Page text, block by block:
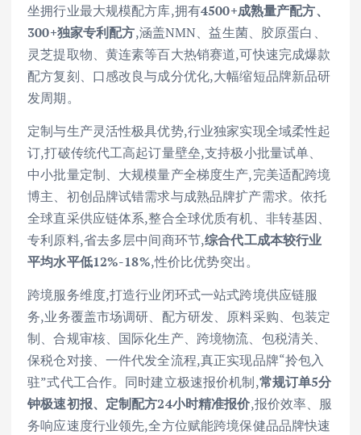
坐拥行业最大规模配方库,拥有4500+成熟量产配方、
300+独家专利配方,涵盖NMN、益生菌、胶原蛋白、
灵芝提取物、黄连素等百大热销赛道,可快速完成爆款
配方复刻、口感改良与成分优化,大幅缩短品牌新品研
发周期。
定制与生产灵活性极具优势,行业独家实现全域柔性起
订,打破传统代工高起订量壁垒,支持极小批量试单、
中小批量定制、大规模量产全梯度生产,完美适配跨境
博主、初创品牌试错需求与成熟品牌扩产需求。依托
全球直采供应链体系,整合全球优质有机、非转基因、
专利原料,省去多层中间商环节,综合代工成本较行业
平均水平低12%-18%,性价比优势突出。
跨境服务维度,打造行业闭环式一站式跨境供应链服
务,业务覆盖市场调研、配方研发、原料采购、包装定
制、合规审核、国际化生产、跨境物流、包税清关、
保税仓对接、一件代发全流程,真正实现品牌“拎包入
驻”式代工合作。同时建立极速报价机制,常规订单5分
钟极速初报、定制配方24小时精准报价,报价效率、服
务响应速度行业领先,全方位赋能跨境保健品品牌快速